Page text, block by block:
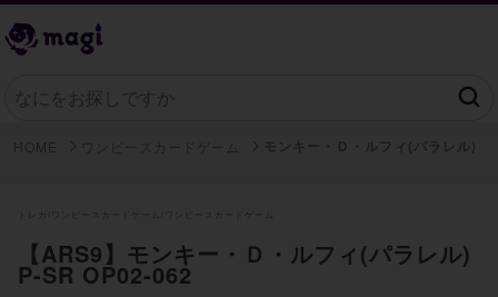
【ARS9】モンキー・Ｄ・ルフィ(パラレル)
P-SR OP02-062